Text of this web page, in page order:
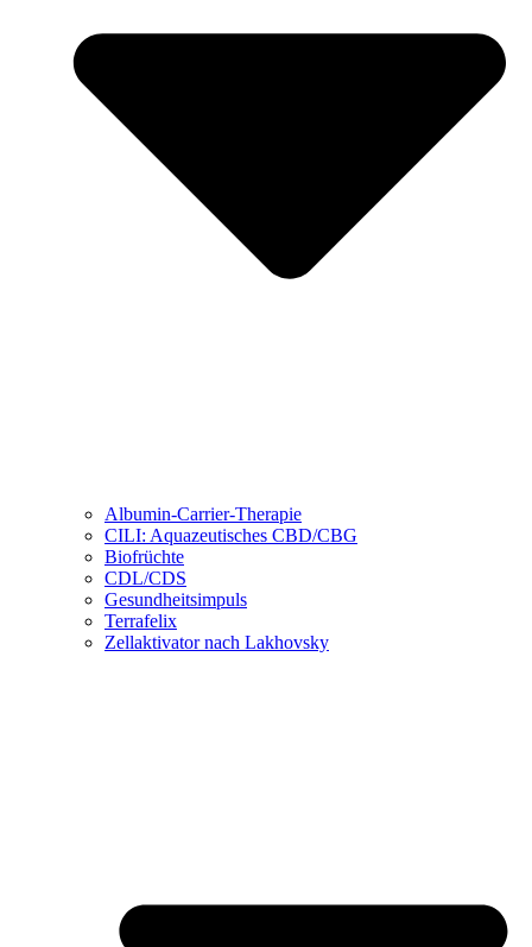
Albumin-Carrier-Therapie
CILI: Aquazeutisches CBD/CBG
Biofrüchte
CDL/CDS
Gesundheitsimpuls
Terrafelix
Zellaktivator nach Lakhovsky